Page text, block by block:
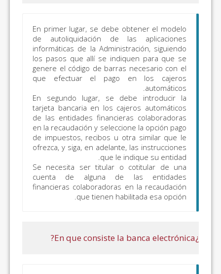
Regional sobre los
Premios del Bingo
(modelo 046);
Impuestos Medio
Ambientales
(modelos 050, 051,
060, 061, 070 y 071)
Todo lo incluido en
el apartado
“Autoliquidaciones
y liquidaciones
objeto de pago”
Tributos
Todos los
conceptos
En primer lugar, se debe
de autoliquidación de
informáticas de la
los pasos que allí se
genere el código de barras
que efectuar el pago
En segundo lugar, se
tarjeta bancaria en los
de las entidades
en la recaudación y
de impuestos, recibos u
ofrezca, y siga, en adelante,
Se necesita ser titular o
cuenta de alguna de
financieras colaboradoras
que tienen